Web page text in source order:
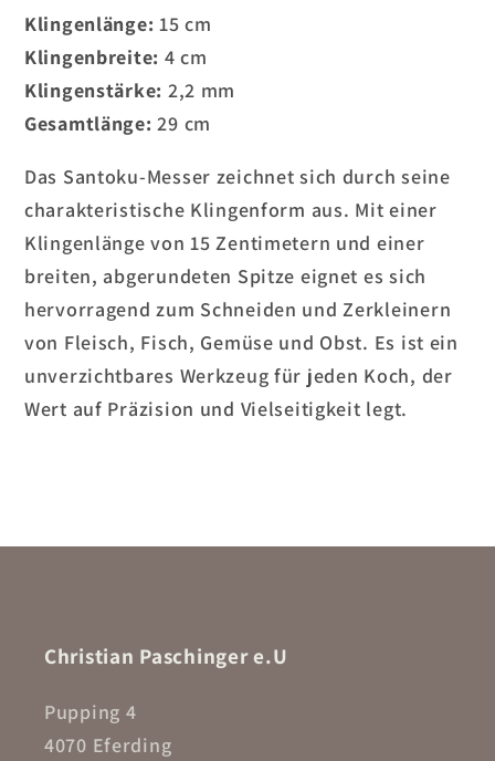
Klingenlänge: 15 cm
Klingenbreite: 4 cm
Klingenstärke: 2,2 mm
Gesamtlänge: 29 cm
Das Santoku-Messer zeichnet sich durch seine
charakteristische Klingenform aus. Mit einer
Klingenlänge von 15 Zentimetern und einer
breiten, abgerundeten Spitze eignet es sich
hervorragend zum Schneiden und Zerkleinern
von Fleisch, Fisch, Gemüse und Obst. Es ist ein
unverzichtbares Werkzeug für jeden Koch, der
Wert auf Präzision und Vielseitigkeit legt.
Christian Paschinger e.U
Pupping 4
4070 Eferding